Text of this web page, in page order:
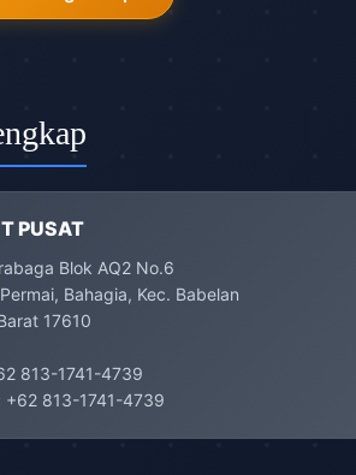
PUSAT
Blok AQ2 No.6
Bahagia, Kec. Babelan
17610
813-1741-4739
+62 813-1741-4739